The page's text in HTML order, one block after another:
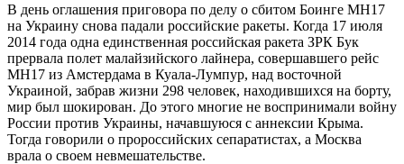
В день оглашения приговора по делу о сбитом Боинге MH17
на Украину снова падали российские ракеты. Когда 17 июля
2014 года одна единственная российская ракета ЗРК Бук
прервала полет малайзийского лайнера, совершавшего рейс
MH17 из Амстердама в Куала-Лумпур, над восточной
Украиной, забрав жизни 298 человек, находившихся на борту,
мир был шокирован. До этого многие не воспринимали войну
России против Украины, начавшуюся с аннексии Крыма.
Тогда говорили о пророссийских сепаратистах, а Москва
врала о своем невмешательстве.